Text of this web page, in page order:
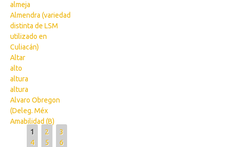
almeja
Almendra (variedad
distinta de LSM
utilizado en
Culiacán)
Altar
alto
altura
altura
Alvaro Obregon
(Deleg. Méx
Amabilidad (B)
Pages
1 2
3
4
5
6